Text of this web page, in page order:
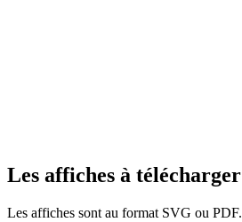
Les affiches à télécharger
Les affiches sont au format SVG ou PDF.